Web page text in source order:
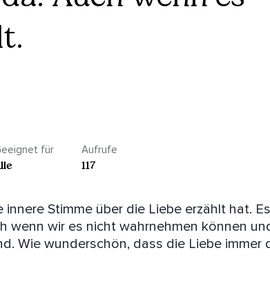
für Aufrufe
117
Stimme über die Liebe erzählt hat. Es
wenn wir es nicht wahrnehmen können
Wie wunderschön, dass die Liebe immer